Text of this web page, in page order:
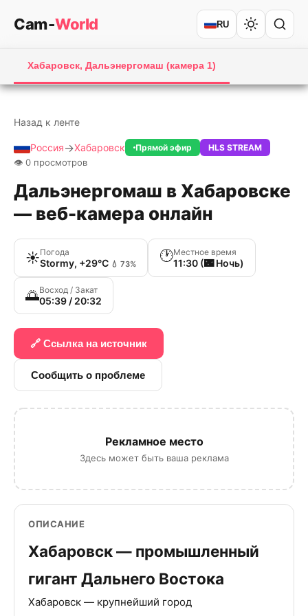
Cam-World RU
Play
Хабаровск, Дальэнергомаш (камера 1)
Назад к ленте
Россия→Хабаровск Прямой эфир HLS STREAM
👁 0 просмотров
Дальэнергомаш в Хабаровске
— веб-камера онлайн
☀️Погода
Stormy, +29°C 💧 73% 🕐Местное время
11:30 (🌃 Ночь)
🌅Восход / Закат
05:39 / 20:32
🔗 Ссылка на источник
Сообщить о проблеме
Рекламное место
Здесь может быть ваша реклама
ОПИСАНИЕ
Хабаровск — промышленный
гигант Дальнего Востока
Хабаровск — крупнейший город